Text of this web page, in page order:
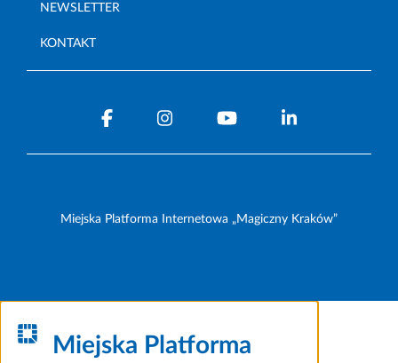
NEWSLETTER
KONTAKT
Miejska Platforma Internetowa „Magiczny Kraków”
Miejska Platforma